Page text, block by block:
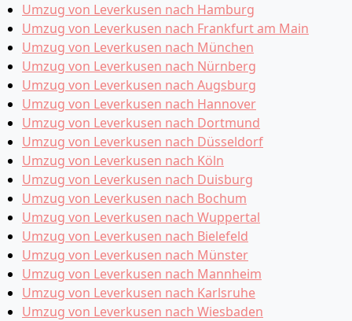
Umzug von Leverkusen nach Hamburg
Umzug von Leverkusen nach Frankfurt am Main
Umzug von Leverkusen nach München
Umzug von Leverkusen nach Nürnberg
Umzug von Leverkusen nach Augsburg
Umzug von Leverkusen nach Hannover
Umzug von Leverkusen nach Dortmund
Umzug von Leverkusen nach Düsseldorf
Umzug von Leverkusen nach Köln
Umzug von Leverkusen nach Duisburg
Umzug von Leverkusen nach Bochum
Umzug von Leverkusen nach Wuppertal
Umzug von Leverkusen nach Bielefeld
Umzug von Leverkusen nach Münster
Umzug von Leverkusen nach Mannheim
Umzug von Leverkusen nach Karlsruhe
Umzug von Leverkusen nach Wiesbaden